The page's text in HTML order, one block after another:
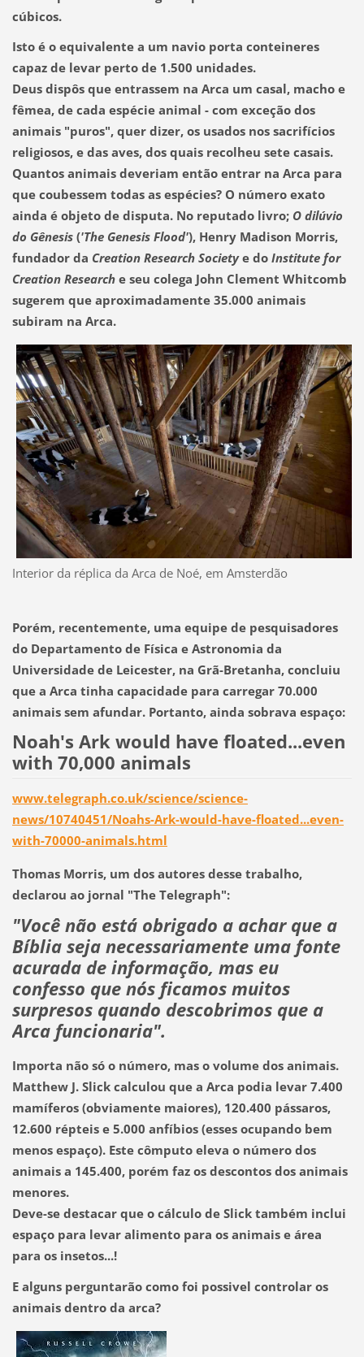
cúbicos.
Isto é o equivalente a um navio porta conteineres
capaz de levar perto de 1.500 unidades.
Deus dispôs que entrassem na Arca um casal, macho e
fêmea, de cada espécie animal - com exceção dos
animais "puros", quer dizer, os usados nos sacrifícios
religiosos, e das aves, dos quais recolheu sete casais.
Quantos animais deveriam então entrar na Arca para
que coubessem todas as espécies? O número exato
ainda é objeto de disputa. No reputado livro; O dilúvio
do Gênesis('The Genesis Flood'), Henry Madison Morris,
fundador da Creation Research Societye do Institute for
Creation Researche seu colega John Clement Whitcomb
sugerem que aproximadamente 35.000 animais
subiram na Arca.
Interior da réplica da Arca de Noé, em Amsterdão
Porém, recentemente, uma equipe de pesquisadores
do Departamento de Física e Astronomia da
Universidade de Leicester, na Grã-Bretanha, concluiu
que a Arca tinha capacidade para carregar 70.000
animais sem afundar. Portanto, ainda sobrava espaço:
Noah's Ark would have floated...even
with 70,000 animals
www.telegraph.co.uk/science/science-
news/10740451/Noahs-Ark-would-have-floated...even-
with-70000-animals.html
Thomas Morris, um dos autores desse trabalho,
declarou ao jornal "The Telegraph":
"Você não está obrigado a achar que a
Bíblia seja necessariamente uma fonte
acurada de informação, mas eu
confesso que nós ficamos muitos
surpresos quando descobrimos que a
Arca funcionaria".
Importa não só o número, mas o volume dos animais.
Matthew J. Slick calculou que a Arca podia levar 7.400
mamíferos (obviamente maiores), 120.400 pássaros,
12.600 répteis e 5.000 anfíbios (esses ocupando bem
menos espaço). Este cômputo eleva o número dos
animais a 145.400, porém faz os descontos dos animais
menores.
Deve-se destacar que o cálculo de Slick também inclui
espaço para levar alimento para os animais e área
para os insetos...!
E alguns perguntarão como foi possivel controlar os
animais dentro da arca?